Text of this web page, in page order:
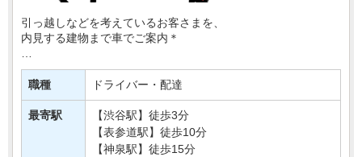
引っ越しなどを考えているお客さまを、
内見する建物まで車でご案内＊
建物に着いたら鍵を開け、
「ここに冷蔵庫設置できます」
など簡単なご説明もおまかせ〇
特別な知識はいらないので、
未経験さんでも・・・
職種 ドライバー・配達
最寄駅
【渋谷駅】徒歩3分
【表参道駅】徒歩10分
【神泉駅】徒歩15分